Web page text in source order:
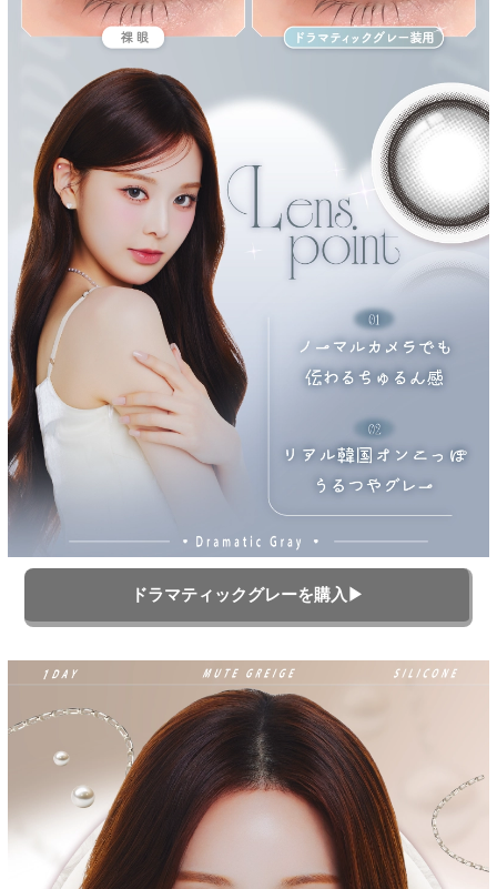
ドラマティックグレーを購入▶